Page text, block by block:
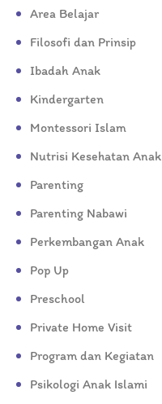
Area Belajar
Filosofi dan Prinsip
Ibadah Anak
Kindergarten
Montessori Islam
Nutrisi Kesehatan Anak
Parenting
Parenting Nabawi
Perkembangan Anak
Pop Up
Preschool
Private Home Visit
Program dan Kegiatan
Psikologi Anak Islami